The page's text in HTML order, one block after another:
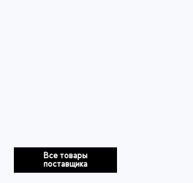
Все товары
поставщика